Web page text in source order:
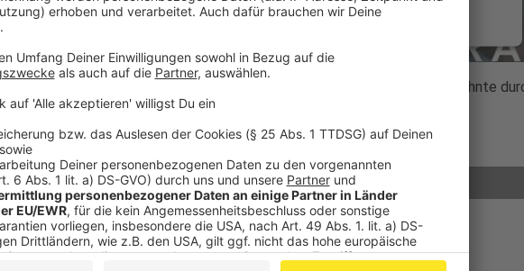
anzusehen.
powered byUsercentrics Consent Management
Ein Leiche ohne Grab: Evitas Leichnam geisterte über zwei Jahrzehnte
Arena des Landes.
©Copyright: Disney+
Eva und ihr Mann Juan Domingo. Er hatte das Amt - sie die Macht.
Anzeige